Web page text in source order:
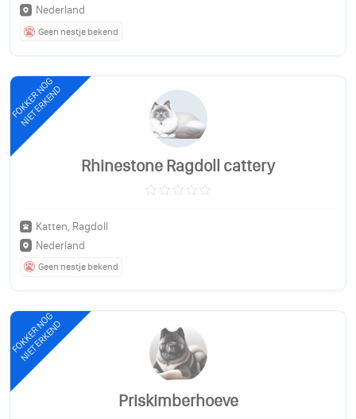
Nederland
Geen nestje bekend
FOKKER NOG
NIET ERKEND
Rhinestone Ragdoll cattery
Katten, Ragdoll
Nederland
Geen nestje bekend
FOKKER NOG
NIET ERKEND
Priskimberhoeve